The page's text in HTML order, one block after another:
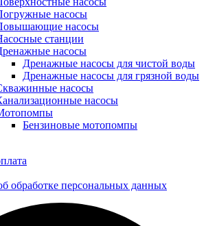
насосы
насосы
станции
насосы
Дренажные насосы для чистой воды
Дренажные насосы для грязной воды
насосы
насосы
Бензиновые мотопомпы
обработке персональных данных